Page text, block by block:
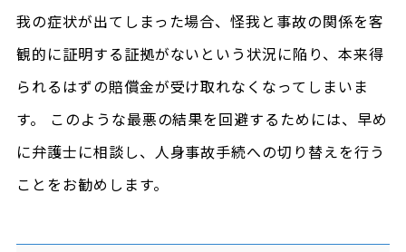
我の症状が出てしまった場合、怪我と事故の関係を客
観的に証明する証拠がないという状況に陥り、本来得
られるはずの賠償金が受け取れなくなってしまいま
す。 このような最悪の結果を回避するためには、早め
に弁護士に相談し、人身事故手続への切り替えを行う
ことをお勧めします。